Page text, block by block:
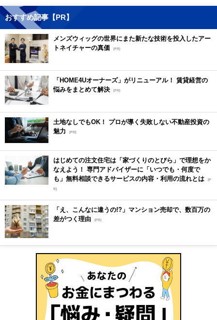
おすすめ記事【PR】
メンズウィッグの世界にまた新たな技術を投入したアー
トネイチャーの真価
[PR]
「HOME4Uオーナーズ」がリニューアル！ 賃貸経営の
悩みをまとめて解決 [PR]
土地なしでもOK！ プロが導く失敗しない不動産投資の
魅力
[PR]
はじめての注文住宅は「家づくりのとびら」で理想をか
なえよう！ 専門アドバイザーに「いつでも・何度で
も」無料相談できるサービスの内容・利用の流れとは [P
R]
「え、こんなに違うの!?」マンション売却で、数百万の
差がつく理由 [PR]